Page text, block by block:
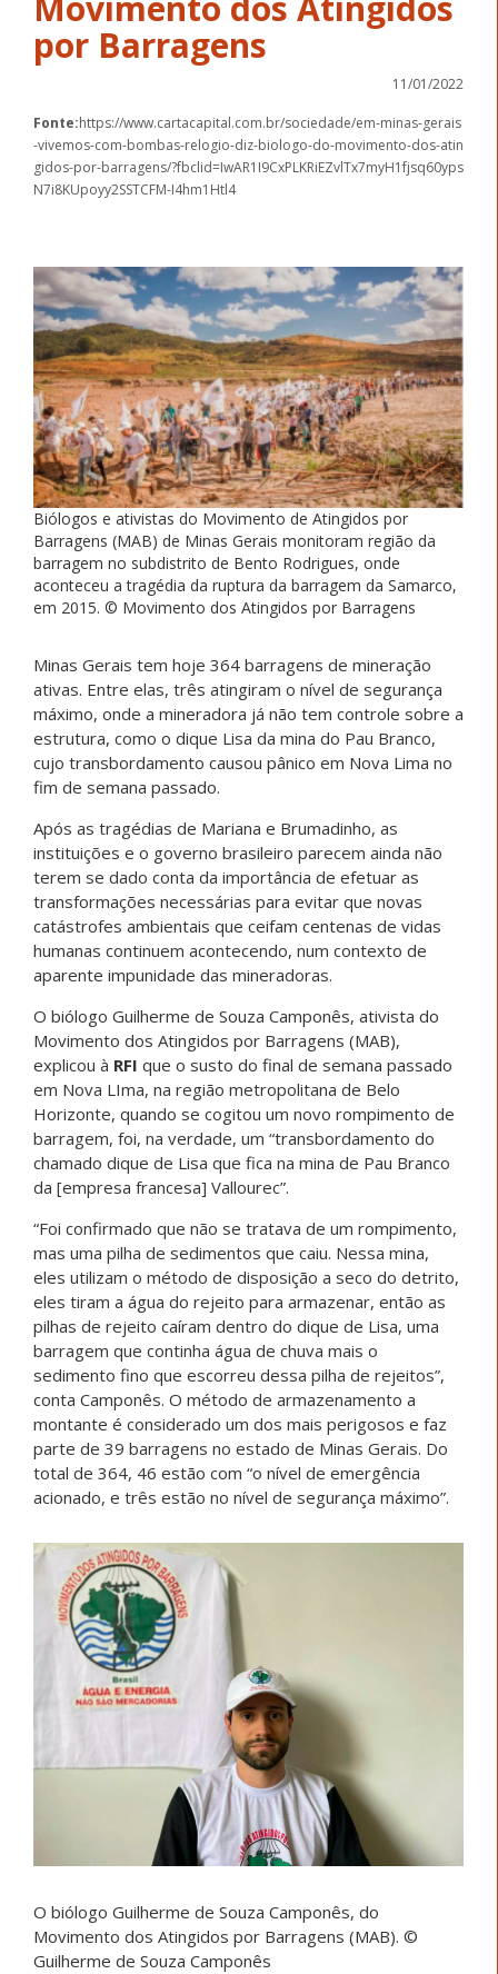
por Barragens
11/01/2022
Fonte:https://www.cartacapital.com.br/sociedade/em-minas-gerais
-vivemos-com-bombas-relogio-diz-biologo-do-movimento-dos-atin
gidos-por-barragens/?fbclid=IwAR1I9CxPLKRiEZvlTx7myH1fjsq60yps
N7i8KUpoyy2SSTCFM-I4hm1Htl4
Biólogos e ativistas do Movimento de Atingidos por
Barragens (MAB) de Minas Gerais monitoram região da
barragem no subdistrito de Bento Rodrigues, onde
aconteceu a tragédia da ruptura da barragem da Samarco,
em 2015. © Movimento dos Atingidos por Barragens
Minas Gerais tem hoje 364 barragens de mineração
ativas. Entre elas, três atingiram o nível de segurança
máximo, onde a mineradora já não tem controle sobre a
estrutura, como o dique Lisa da mina do Pau Branco,
cujo transbordamento causou pânico em Nova Lima no
fim de semana passado.
Após as tragédias de Mariana e Brumadinho, as
instituições e o governo brasileiro parecem ainda não
terem se dado conta da importância de efetuar as
transformações necessárias para evitar que novas
catástrofes ambientais que ceifam centenas de vidas
humanas continuem acontecendo, num contexto de
aparente impunidade das mineradoras.
O biólogo Guilherme de Souza Camponês, ativista do
Movimento dos Atingidos por Barragens (MAB),
explicou à RFI que o susto do final de semana passado
em Nova LIma, na região metropolitana de Belo
Horizonte, quando se cogitou um novo rompimento de
barragem, foi, na verdade, um “transbordamento do
chamado dique de Lisa que fica na mina de Pau Branco
da [empresa francesa] Vallourec”.
“Foi confirmado que não se tratava de um rompimento,
mas uma pilha de sedimentos que caiu. Nessa mina,
eles utilizam o método de disposição a seco do detrito,
eles tiram a água do rejeito para armazenar, então as
pilhas de rejeito caíram dentro do dique de Lisa, uma
barragem que continha água de chuva mais o
sedimento fino que escorreu dessa pilha de rejeitos”,
conta Camponês. O método de armazenamento a
montante é considerado um dos mais perigosos e faz
parte de 39 barragens no estado de Minas Gerais. Do
total de 364, 46 estão com “o nível de emergência
acionado, e três estão no nível de segurança máximo”.
O biólogo Guilherme de Souza Camponês, do
Movimento dos Atingidos por Barragens (MAB). ©
Guilherme de Souza Camponês